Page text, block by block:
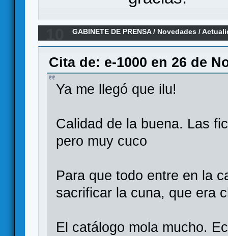
GABINETE DE PRENSA/ Novedades /
Cita de: e-1000 en 26 de
Ya me llegó que ilu!
Calidad de la buena. Las
pero muy cuco
Para que todo entre en la
sacrificar la cuna, que era
El catálogo mola mucho.